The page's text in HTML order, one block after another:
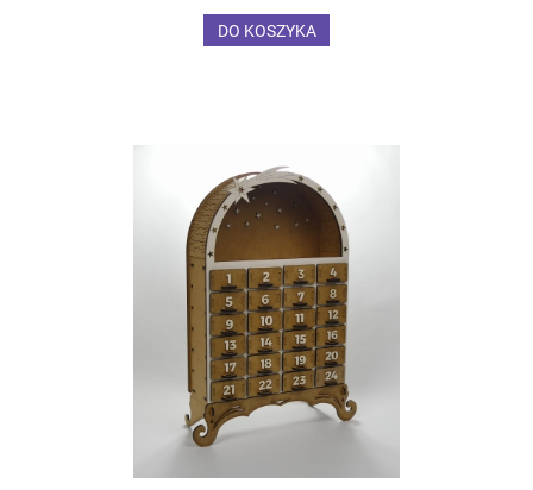
DO KOSZYKA